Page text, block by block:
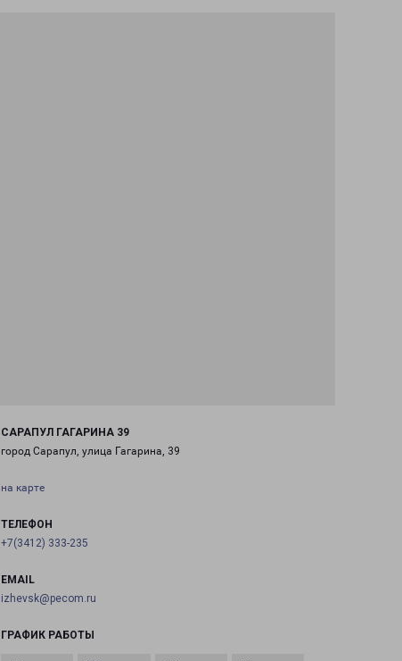
САРАПУЛ ГАГАРИНА 39
город Сарапул, улица Гагарина, 39
на карте
ТЕЛЕФОН
+7(3412) 333-235
EMAIL
izhevsk@pecom.ru
ГРАФИК РАБОТЫ